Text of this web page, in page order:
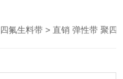
四氟生料带 > 直销 弹性带 聚四氟乙烯生料带批发 PTFE